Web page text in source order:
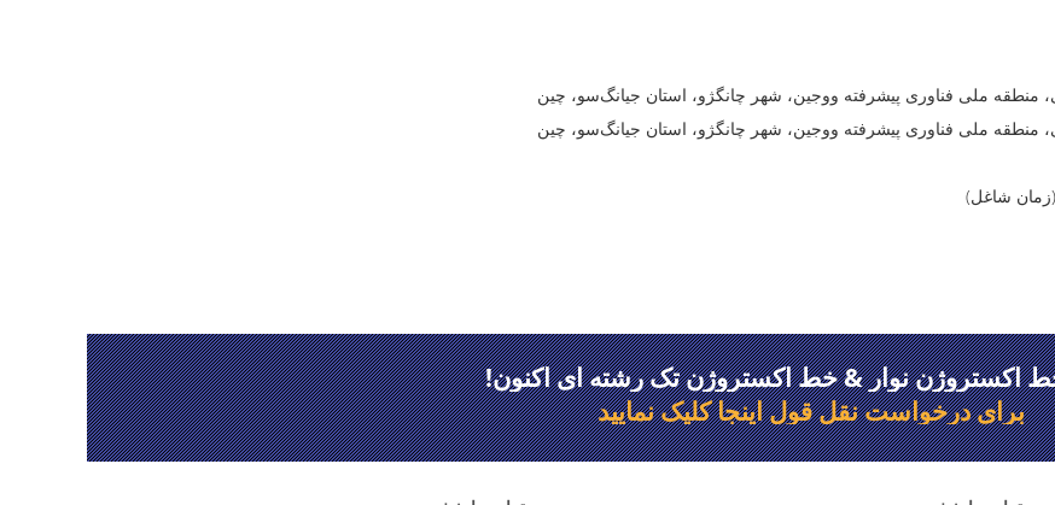
اکستروژن نوار & خط اکستروژن تک رشته ای اکنون!
برای درخواست نقل قول اینجا کلیک نمایید